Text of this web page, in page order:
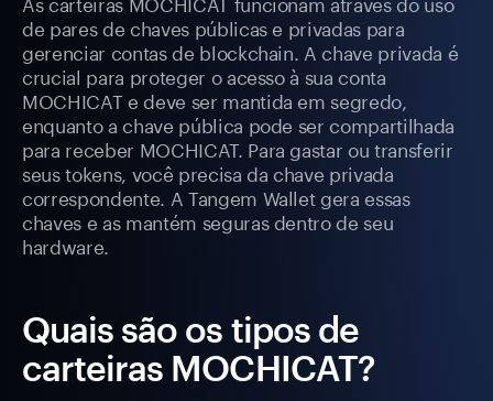
de pares de chaves públicas e privadas para
gerenciar contas de blockchain. A chave privada é
crucial para proteger o acesso à sua conta
MOCHICAT e deve ser mantida em segredo,
enquanto a chave pública pode ser compartilhada
para receber MOCHICAT. Para gastar ou transferir
seus tokens, você precisa da chave privada
correspondente. A Tangem Wallet gera essas
chaves e as mantém seguras dentro de seu
hardware.
Quais são os tipos de
carteiras MOCHICAT?